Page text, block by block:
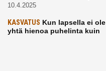
10.4.2025
KASVATUS Kun lapsella ei ole
yhtä hienoa puhelinta kuin